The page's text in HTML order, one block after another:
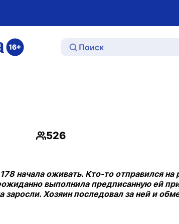
Просмотры
526
начала оживать. Кто-то отправился на
выполнила предписанную ей
Хозяин последовал за ней и